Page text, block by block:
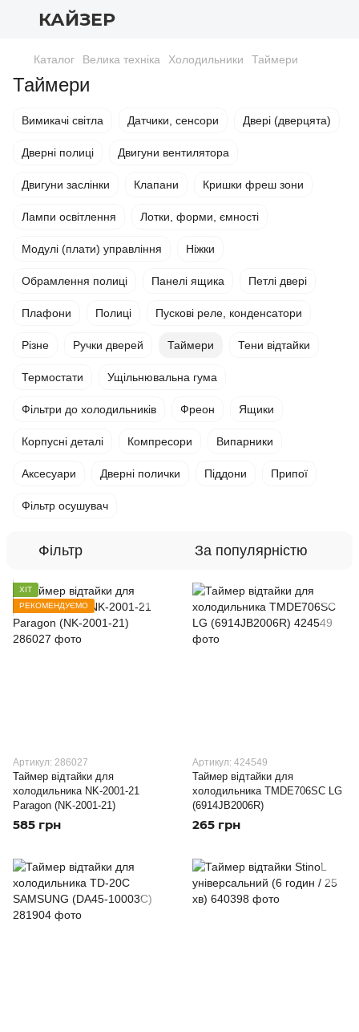
КАЙЗЕР
Каталог Велика техніка Холодильники Таймери
Таймери
Вимикачі світла Датчики, сенсори Двері (дверцята)
Дверні полиці Двигуни вентилятора
Двигуни заслінки Клапани Кришки фреш зони
Лампи освітлення Лотки, форми, ємності
Модулі (плати) управління Ніжки
Обрамлення полиці Панелі ящика Петлі двері
Плафони Полиці Пускові реле, конденсатори
Різне Ручки дверей Таймери Тени відтайки
Термостати Ущільнювальна гума
Фільтри до холодильників Фреон Ящики
Корпусні деталі Компресори Випарники
Аксесуари Дверні полички Піддони Припої
Фільтр осушувач
Фільтр За популярністю
ХІТ
РЕКОМЕНДУЄМО
Артикул: 286027
Таймер відтайки для
холодильника NK-2001-21
Paragon (NK-2001-21)
585 грн
Артикул: 424549
Таймер відтайки для
холодильника TMDE706SC LG
(6914JB2006R)
265 грн